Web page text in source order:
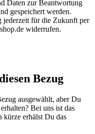
Daten zur Beantwortung
gespeichert werden.
für die Zukunft per
widerrufen.
Bezug
ausgewählt, aber Du
Bei uns ist das
kürze erhälst Du das